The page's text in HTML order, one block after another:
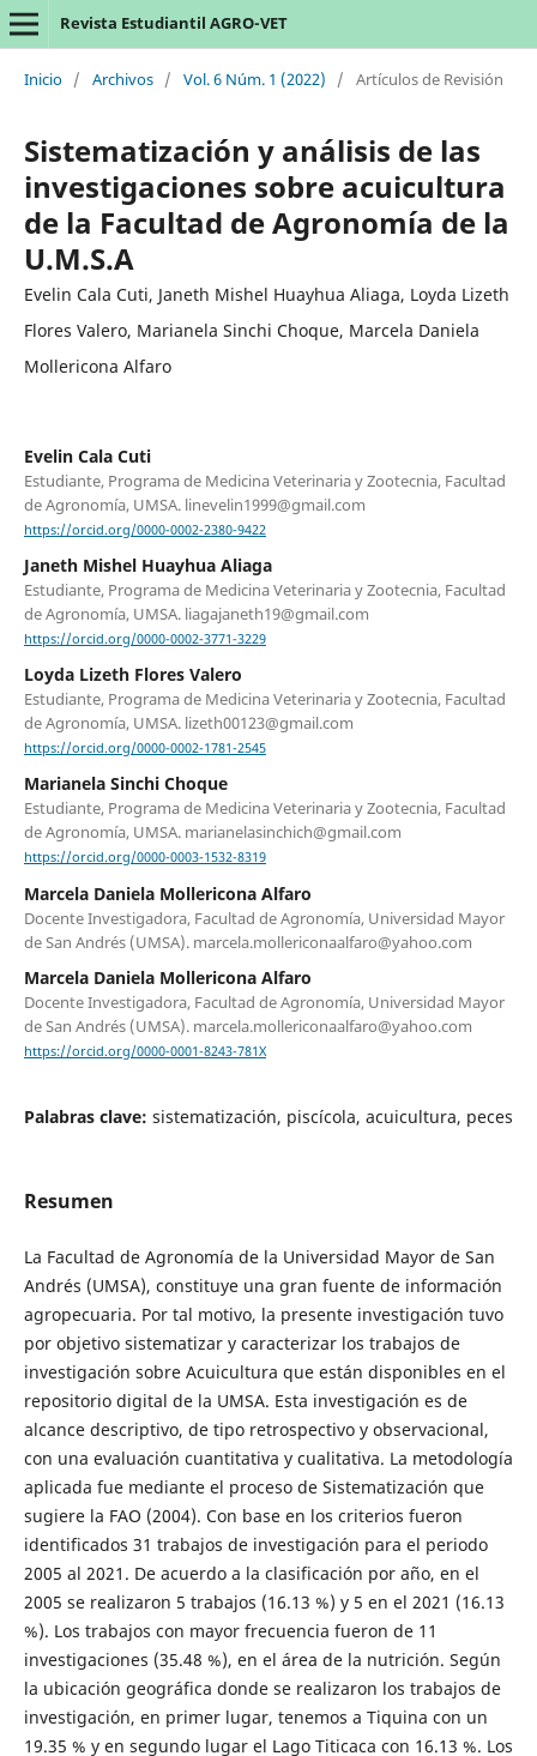
Revista Estudiantil AGRO-VET
Inicio / Archivos / Vol. 6 Núm. 1 (2022) / Artículos de Revisión
Sistematización y análisis de las
investigaciones sobre acuicultura
de la Facultad de Agronomía de la
U.M.S.A
Evelin Cala Cuti, Janeth Mishel Huayhua Aliaga, Loyda Lizeth
Flores Valero, Marianela Sinchi Choque, Marcela Daniela
Mollericona Alfaro
Evelin Cala Cuti
Estudiante, Programa de Medicina Veterinaria y Zootecnia, Facultad
de Agronomía, UMSA. linevelin1999@gmail.com
https://orcid.org/0000-0002-2380-9422
Janeth Mishel Huayhua Aliaga
Estudiante, Programa de Medicina Veterinaria y Zootecnia, Facultad
de Agronomía, UMSA. liagajaneth19@gmail.com
https://orcid.org/0000-0002-3771-3229
Loyda Lizeth Flores Valero
Estudiante, Programa de Medicina Veterinaria y Zootecnia, Facultad
de Agronomía, UMSA. lizeth00123@gmail.com
https://orcid.org/0000-0002-1781-2545
Marianela Sinchi Choque
Estudiante, Programa de Medicina Veterinaria y Zootecnia, Facultad
de Agronomía, UMSA. marianelasinchich@gmail.com
https://orcid.org/0000-0003-1532-8319
Marcela Daniela Mollericona Alfaro
Docente Investigadora, Facultad de Agronomía, Universidad Mayor
de San Andrés (UMSA). marcela.mollericonaalfaro@yahoo.com
Marcela Daniela Mollericona Alfaro
Docente Investigadora, Facultad de Agronomía, Universidad Mayor
de San Andrés (UMSA). marcela.mollericonaalfaro@yahoo.com
https://orcid.org/0000-0001-8243-781X
Palabras clave: sistematización, piscícola, acuicultura, peces
Resumen
La Facultad de Agronomía de la Universidad Mayor de San
Andrés (UMSA), constituye una gran fuente de información
agropecuaria. Por tal motivo, la presente investigación tuvo
por objetivo sistematizar y caracterizar los trabajos de
investigación sobre Acuicultura que están disponibles en el
repositorio digital de la UMSA. Esta investigación es de
alcance descriptivo, de tipo retrospectivo y observacional,
con una evaluación cuantitativa y cualitativa. La metodología
aplicada fue mediante el proceso de Sistematización que
sugiere la FAO (2004). Con base en los criterios fueron
identificados 31 trabajos de investigación para el periodo
2005 al 2021. De acuerdo a la clasificación por año, en el
2005 se realizaron 5 trabajos (16.13 %) y 5 en el 2021 (16.13
%). Los trabajos con mayor frecuencia fueron de 11
investigaciones (35.48 %), en el área de la nutrición. Según
la ubicación geográfica donde se realizaron los trabajos de
investigación, en primer lugar, tenemos a Tiquina con un
19.35 % y en segundo lugar el Lago Titicaca con 16.13 %. Los